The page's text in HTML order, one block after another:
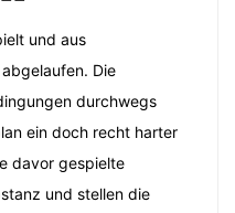
und aus
Die
durchwegs
ein doch recht harter
davor gespielte
und stellen die